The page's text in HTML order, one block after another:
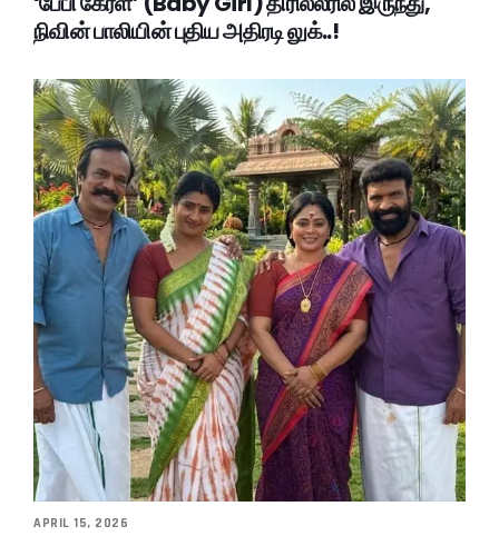
நிவின் பாலியின் புதிய அதிரடி லுக்..!
APRIL 15, 2026